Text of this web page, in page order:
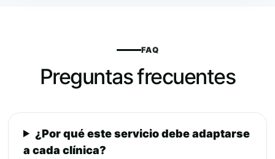
FAQ
Preguntas frecuentes
¿Por qué este servicio debe adaptarse
a cada clínica?